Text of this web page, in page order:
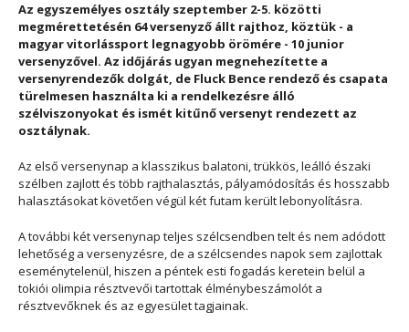
Az egyszemélyes osztály szeptember 2-5. közötti
megmérettetésén 64 versenyző állt rajthoz, köztük - a
magyar vitorlássport legnagyobb örömére - 10 junior
versenyzővel. Az időjárás ugyan megnehezítette a
versenyrendezők dolgát, de Fluck Bence rendező és csapata
türelmesen használta ki a rendelkezésre álló
szélviszonyokat és ismét kitűnő versenyt rendezett az
osztálynak.
Az első versenynap a klasszikus balatoni, trükkös, leálló északi
szélben zajlott és több rajthalasztás, pályamódosítás és hosszabb
halasztásokat követően végül két futam került lebonyolításra.
A további két versenynap teljes szélcsendben telt és nem adódott
lehetőség a versenyzésre, de a szélcsendes napok sem zajlottak
eseménytelenül, hiszen a péntek esti fogadás keretein belül a
tokiói olimpia résztvevői tartottak élménybeszámolót a
résztvevőknek és az egyesület tagjainak.